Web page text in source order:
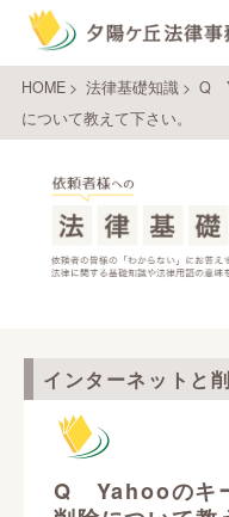
HOME> 法律基礎知識> Q
について教えて下さい。
インターネットと
Q Yahooのキ